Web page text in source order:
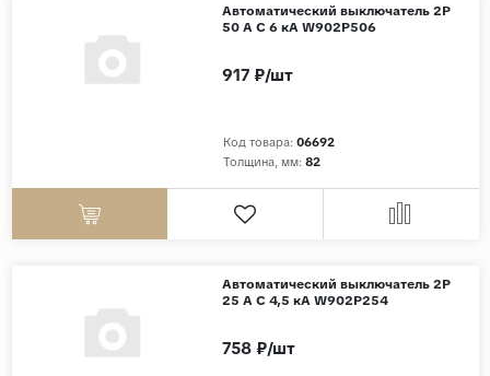
Сатинированная
Россия
Турция
Автоматический выключатель 2P
50 A C 6 кА W902P506
Код товара: 06692
Толщина, мм: 82
917 ₽/шт
Автоматический выключатель 2P
25 A C 4,5 кА W902P254
758 ₽/шт